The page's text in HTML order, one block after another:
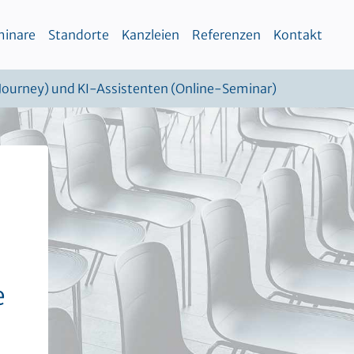
Standorte Kanzleien Referenzen Kontakt
und KI-Assistenten (Online-Seminar)